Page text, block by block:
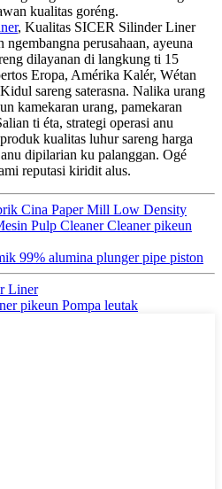
kualitas goréng.
, Kualitas SICER Silinder Liner
perusahaan, ayeuna
dilayanan di langkung ti 15
Eropa, Amérika Kalér, Wétan
sareng saterasna. Nalika urang
kamekaran urang, pamekaran
ti éta, strategi operasi anu
kualitas luhur sareng harga
dipilarian ku palanggan. Ogé
reputasi kiridit alus.
Cina Paper Mill Low Density
Pulp Cleaner Cleaner pikeun
99% alumina plunger pipe piston
Liner
pikeun Pompa leutak